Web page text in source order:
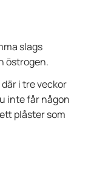
slags
östrogen.
i tre veckor
inte får någon
plåster som